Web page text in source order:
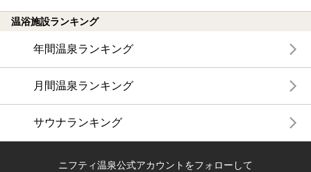
温浴施設ランキング
年間温泉ランキング
月間温泉ランキング
サウナランキング
ニフティ温泉公式アカウントをフォローして